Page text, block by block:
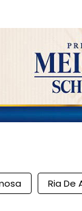
Ria De